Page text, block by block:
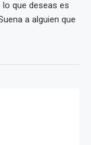
lo que deseas es
a alguien que